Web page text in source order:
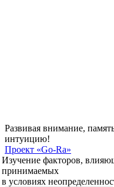
Развивая внимание,
интуицию!
Проект «Go-Ra»
Изучение факторов,
принимаемых
в условиях